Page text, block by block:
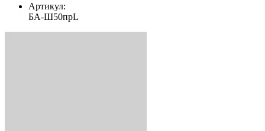
Артикул:
БА-Ш50прL